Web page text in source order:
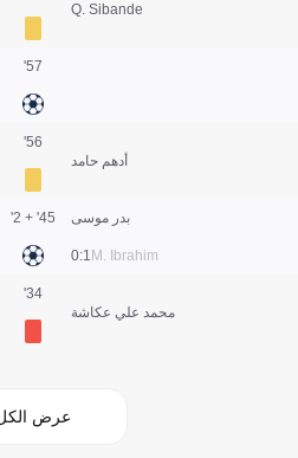
Q. Sibande
57'
أدهم حامد
56'
بدر موسى
M. Ibrahim
1:0
45' + 2'
محمد علي عكاشة
34'
عرض